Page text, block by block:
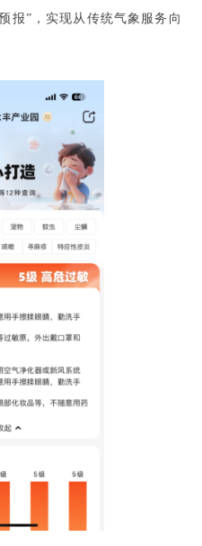
报”，实现从传统气象服务向